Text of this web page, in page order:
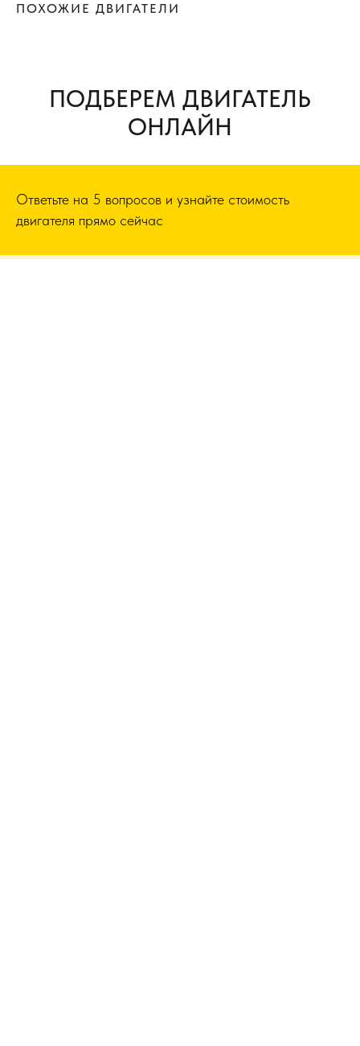
ПОХОЖИЕ ДВИГАТЕЛИ
ПОДБЕРЕМ ДВИГАТЕЛЬ
ОНЛАЙН
Ответьте на 5 вопросов и узнайте стоимость
двигателя прямо сейчас